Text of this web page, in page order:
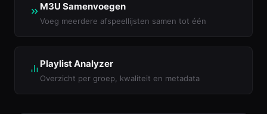
M3U Samenvoegen
Voeg meerdere afspeellijsten samen tot één
Playlist Analyzer
Overzicht per groep, kwaliteit en metadata